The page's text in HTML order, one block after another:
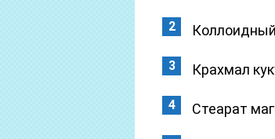
Крахмал
Стеарат